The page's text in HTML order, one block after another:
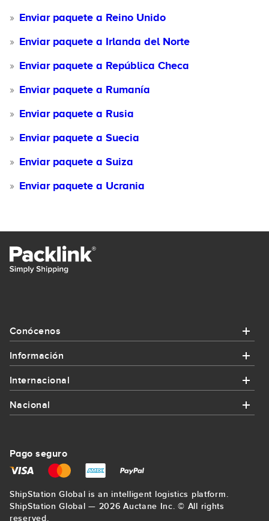
Enviar paquete a Reino Unido
Enviar paquete a Irlanda del Norte
Enviar paquete a República Checa
Enviar paquete a Rumanía
Enviar paquete a Rusia
Enviar paquete a Suecia
Enviar paquete a Suiza
Enviar paquete a Ucrania
Conócenos
Regístrate
Blog
Información
Promociones y cupones
Envíos para empresas
Precio mínimo garantizado
Internacional
Enviar paquete a Francia
Enviar paquete a Estados Unidos
Nacional
Enviar paquete a Bilbao
Enviar paquete a La Coruña
Pago seguro
ShipStation Global is an intelligent logistics platform.
ShipStation Global — 2026 Auctane Inc. © All rights
reserved.